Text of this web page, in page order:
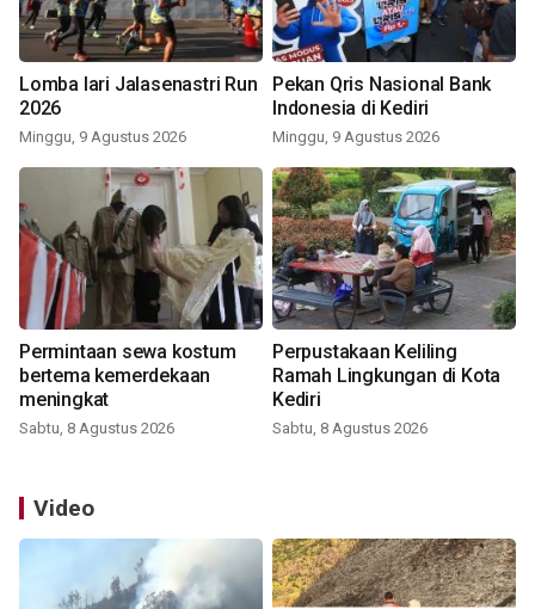
Lomba lari Jalasenastri Run
2026
Minggu, 9 Agustus 2026
Pekan Qris Nasional Bank
Indonesia di Kediri
Minggu, 9 Agustus 2026
Permintaan sewa kostum
bertema kemerdekaan
meningkat
Sabtu, 8 Agustus 2026
Perpustakaan Keliling
Ramah Lingkungan di Kota
Kediri
Sabtu, 8 Agustus 2026
Video